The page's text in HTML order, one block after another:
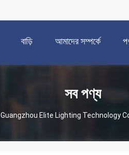
বাড়ি আমাদের সম্পর্কে
সব পণ্য
Guangzhou Elite Lighting Technology